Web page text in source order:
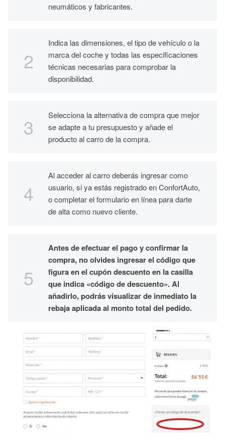
neumáticos y fabricantes.
Indica las dimensiones, el tipo de vehículo o la
marca del coche y todas las especificaciones
técnicas necesarias para comprobar la
disponibilidad.
Selecciona la alternativa de compra que mejor
se adapte a tu presupuesto y añade el
producto al carro de la compra.
Al acceder al carro deberás ingresar como
usuario, si ya estás registrado en ConfortAuto,
o completar el formulario en línea para darte
de alta como nuevo cliente.
Antes de efectuar el pago y confirmar la
compra, no olvides ingresar el código que
figura en el cupón descuento en la casilla
que indica «código de descuento». Al
añadirlo, podrás visualizar de inmediato la
rebaja aplicada al monto total del pedido.